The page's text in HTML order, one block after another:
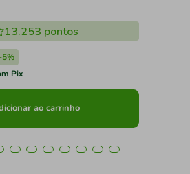
13.253 pontos
-5%
Pix
ao carrinho